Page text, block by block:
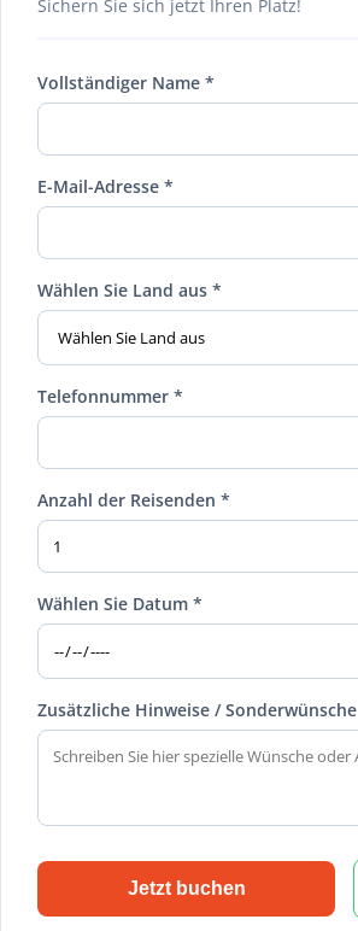
Sichern Sie sich jetzt Ihren Platz!
Vollständiger Name *
E-Mail-Adresse *
Wählen Sie Land aus *
Telefonnummer *
Anzahl der Reisenden *
Wählen Sie Datum *
Zusätzliche Hinweise / Sonderwünsche
Jetzt buchen